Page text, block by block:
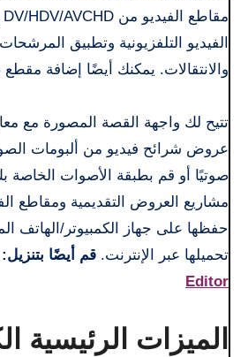
الفيديو التلفزيونية وتطبيق
والانتقالات. يمكنك أيضًا إضافة
تتيح لك واجهة القصة المصورة مع
عروض شرائح فيديو من ألبومات
صوتيًا أو قم بطبقة الأصوات الخاصة
مشاريع العروض التقديمية ومقاطع
حفظها على جهاز الكمبيوتر/الهاتف
تحميلها عبر الإنترنت. قم أيضًا بتنزيل:
Editor
الميزات الرئيسية